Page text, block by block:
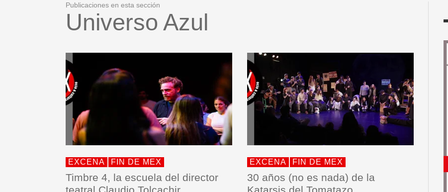
Publicaciones en esta sección
Universo Azul
EXCENA FIN DE MEX
Timbre 4, la escuela del director
teatral Claudio Tolcachir
EXCENA FIN DE MEX
30 años (no es nada) de la
Katarsis del Tomatazo